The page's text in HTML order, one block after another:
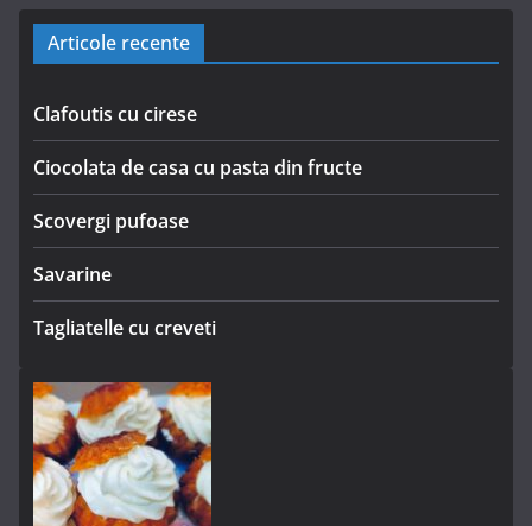
Articole recente
Clafoutis cu cirese
Ciocolata de casa cu pasta din fructe
Scovergi pufoase
Savarine
Tagliatelle cu creveti